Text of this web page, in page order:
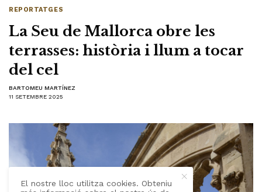
REPORTATGES
La Seu de Mallorca obre les
terrasses: història i llum a tocar
del cel
BARTOMEU MARTÍNEZ
11 SETEMBRE 2025
El nostre lloc utilitza cookies. Obteniu